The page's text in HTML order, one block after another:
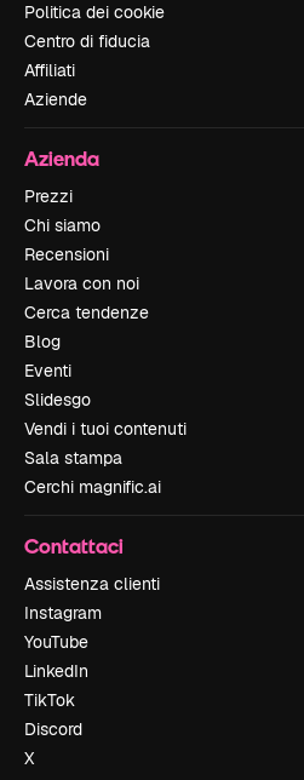
Politica dei cookie
Centro di fiducia
Affiliati
Aziende
Azienda
Prezzi
Chi siamo
Recensioni
Lavora con noi
Cerca tendenze
Blog
Eventi
Slidesgo
Vendi i tuoi contenuti
Sala stampa
Cerchi magnific.ai
Contattaci
Assistenza clienti
Instagram
YouTube
LinkedIn
TikTok
Discord
X